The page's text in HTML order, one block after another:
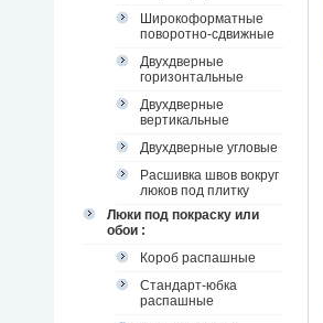
Широкоформатные
поворотно-сдвижные
Двухдверные
горизонтальные
Двухдверные
вертикальные
Двухдверные угловые
Расшивка швов вокруг
люков под плитку
Люки под покраску или
обои :
Короб распашные
Стандарт-юбка
распашные